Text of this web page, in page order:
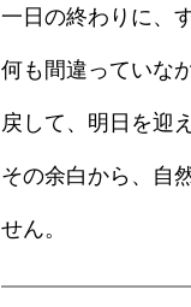
一日の終わりに、
何も間違っていな
戻して、明日を迎え
その余白から、自
せん。